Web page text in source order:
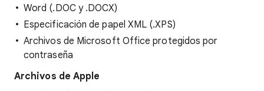
Word (.DOC y .DOCX)
Especificación de papel XML (.XPS)
Archivos de Microsoft Office protegidos por
contraseña
Archivos de Apple